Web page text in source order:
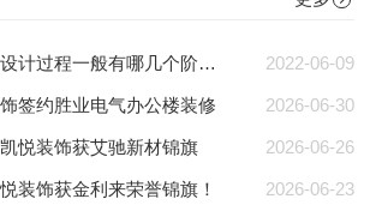
2022-06-09
企业办公室装修设计过程一般有哪几个阶段?
2026-06-30
签约胜业电气办公楼装修
2026-06-26
悦装饰获艾驰新材锦旗
2026-06-23
装饰获金利来荣誉锦旗！